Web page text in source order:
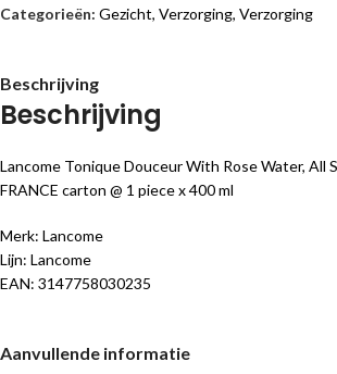
Categorieën: Gezicht, Verzorging, Verzorging
Beschrijving
Beschrijving
Lancome Tonique Douceur With Rose Water, All
FRANCE carton @ 1 piece x 400 ml
Merk: Lancome
Lijn: Lancome
EAN: 3147758030235
Aanvullende informatie